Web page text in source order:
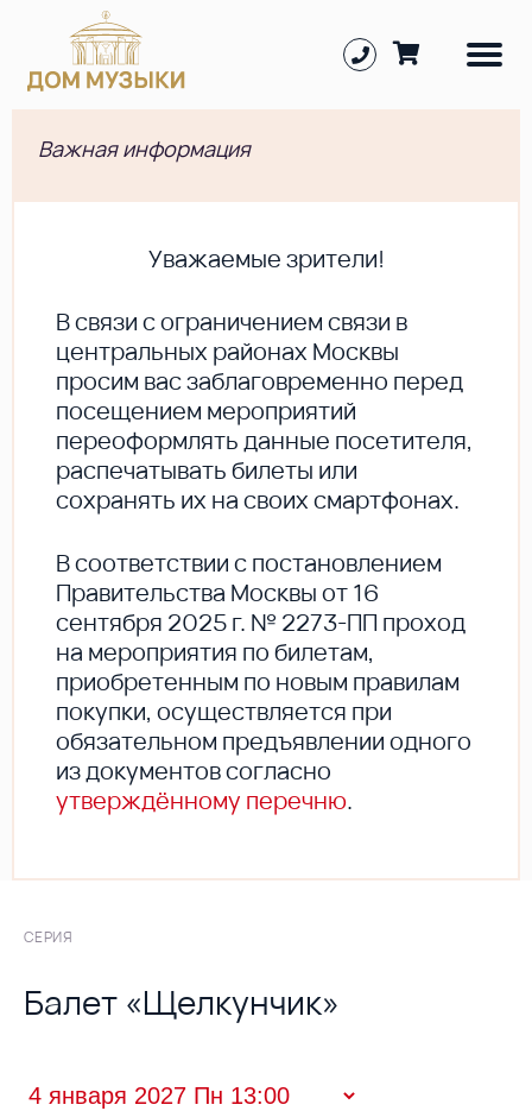
Важная информация
Уважаемые зрители!
В cвязи с ограничением связи в
центральных районах Москвы
просим вас заблаговременно перед
посещением мероприятий
переоформлять данные посетителя,
распечатывать билеты или
сохранять их на своих смартфонах.
В соответствии с постановлением
Правительства Москвы от 16
сентября 2025 г. № 2273-ПП проход
на мероприятия по билетам,
приобретенным по новым правилам
покупки, осуществляется при
обязательном предъявлении одного
из документов согласно
утверждённому перечню.
СЕРИЯ
Балет «Щелкунчик»